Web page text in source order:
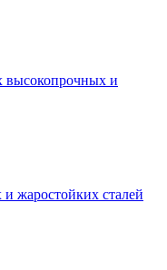
высокопрочных и
жаростойких сталей